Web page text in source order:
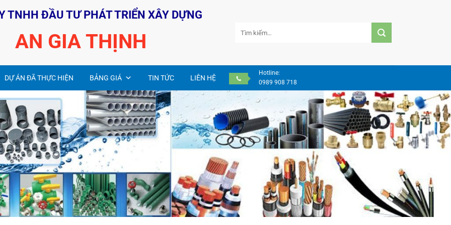
TNHH ĐẦU TƯ PHÁT TRIỂN XÂY DỰNG
AN GIA THỊNH
kiếm:
DỰ ÁN ĐÃ THỰC HIỆN BẢNG GIÁ TIN TỨC LIÊN HỆ
Hotline:
0989 908 718